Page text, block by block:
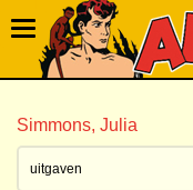
Simmons, Julia
uitgaven